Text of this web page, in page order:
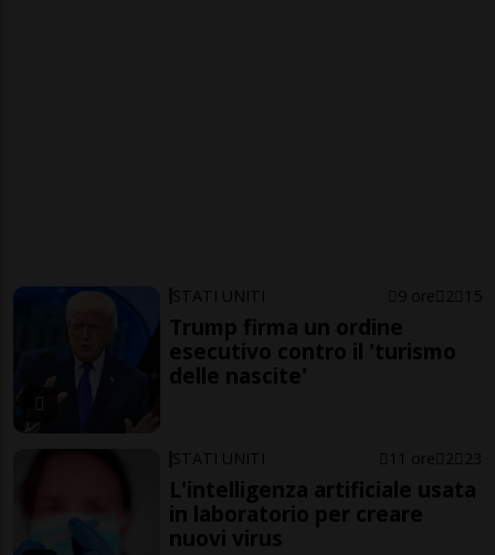
STATI UNITI 9 ore 2 15
Trump firma un ordine
esecutivo contro il 'turismo
delle nascite'
STATI UNITI 11 ore 2 23
L'intelligenza artificiale usata
in laboratorio per creare
nuovi virus